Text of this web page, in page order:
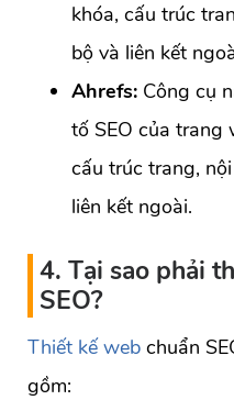
khóa, cấu trúc
bộ và liên kết
Ahrefs: Công cụ
tố SEO của trang
cấu trúc trang,
liên kết ngoài.
4. Tại sao phải
SEO?
Thiết kế web chuẩn
gồm: